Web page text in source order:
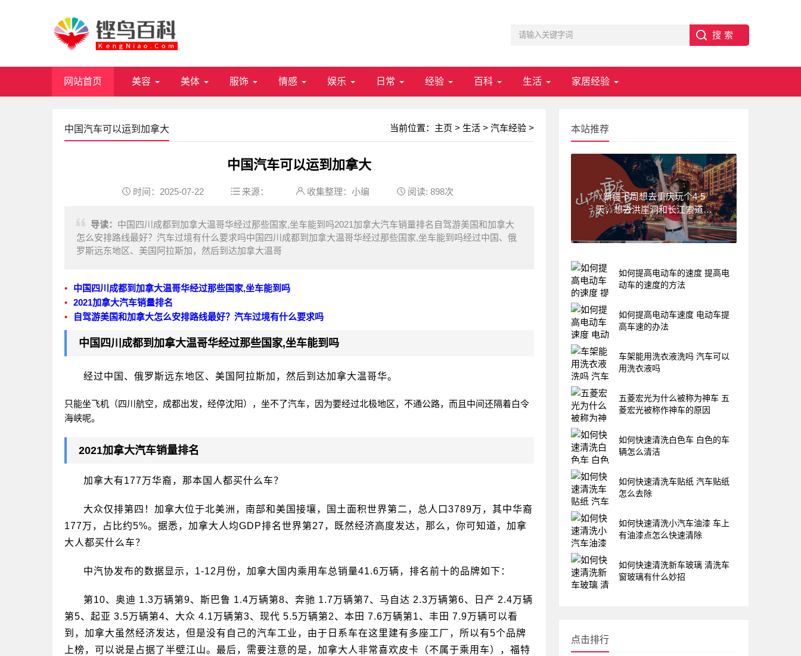
网站首页 美容 美体 服饰 情感 娱乐 日常 经验 百科 生活 家居经验
当前位置： 主页 > 生活 > 汽车经验 >
中国汽车可以运到加拿大
中国汽车可以运到加拿大
时间：2025-07-22 来源： 收集整理：小编 阅读: 898次
导读： 中国四川成都到加拿大温哥华经过那些国家,坐车能到吗2021加拿大汽车销量排名自驾游美国和加拿大
怎么安排路线最好？汽车过境有什么要求吗中国四川成都到加拿大温哥华经过那些国家,坐车能到吗经过中国、俄
罗斯远东地区、美国阿拉斯加，然后到达加拿大温哥
中国四川成都到加拿大温哥华经过那些国家,坐车能到吗
2021加拿大汽车销量排名
自驾游美国和加拿大怎么安排路线最好？汽车过境有什么要求吗
中国四川成都到加拿大温哥华经过那些国家,坐车能到吗
经过中国、俄罗斯远东地区、美国阿拉斯加，然后到达加拿大温哥华。
只能坐飞机（四川航空，成都出发，经停沈阳），坐不了汽车，因为要经过北极地区，不通公路，而且中间还隔着白令
海峡呢。
2021加拿大汽车销量排名
加拿大有177万华裔，那本国人都买什么车？
大众仅排第四！加拿大位于北美洲，南部和美国接壤，国土面积世界第二，总人口3789万，其中华裔
177万，占比约5%。据悉，加拿大人均GDP排名世界第27，既然经济高度发达，那么，你可知道，加拿
大人都买什么车？
中汽协发布的数据显示，1-12月份，加拿大国内乘用车总销量41.6万辆，排名前十的品牌如下：
第10、奥迪 1.3万辆第9、斯巴鲁 1.4万辆第8、奔驰 1.7万辆第7、马自达 2.3万辆第6、日产 2.4万辆
第5、起亚 3.5万辆第4、大众 4.1万辆第3、现代 5.5万辆第2、本田 7.6万辆第1、丰田 7.9万辆可以看
到，加拿大虽然经济发达，但是没有自己的汽车工业，由于日系车在这里建有多座工厂，所以有5个品牌
上榜，可以说是占据了半壁江山。最后，需要注意的是，加拿大人非常喜欢皮卡（不属于乘用车），福特
本站推荐
新疆下周想去重庆玩个4-5
天，想去洪崖洞和长江索道，
武隆天坑,求一份重庆旅游攻
略！费用不要太高?
如何提高电动车的速度 提高电
动车的速度的方法
如何提高电动车速度 电动车提
高车速的办法
车架能用洗衣液洗吗 汽车可以
用洗衣液吗
五菱宏光为什么被称为神车 五
菱宏光被称作神车的原因
如何快速清洗白色车 白色的车
辆怎么清洁
如何快速清洗车贴纸 汽车贴纸
怎么去除
如何快速清洗小汽车油漆 车上
有油漆点怎么快速清除
如何快速清洗新车玻璃 清洗车
窗玻璃有什么妙招
点击排行